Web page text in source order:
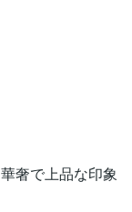
奢で上品な印象